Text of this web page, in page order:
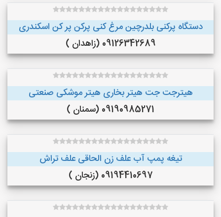
دستگاه پرکنی بلدرچین مرغ کنی پرکن پر کن اسکندری
09126342689 (زاهدان )
هیترجت جت هیتر بخاری هیتر موشکی صنعتی
09190985271 (سمنان )
تیغه پمپ آب علف زن الحاقی علف تراش
09194410697 (زنجان )